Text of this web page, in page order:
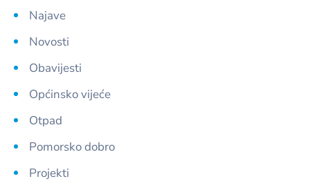
Najave
Novosti
Obavijesti
Općinsko vijeće
Otpad
Pomorsko dobro
Projekti